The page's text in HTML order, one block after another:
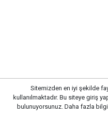
Sitemizden en iyi şekilde
kullanılmaktadır. Bu siteye giriş
bulunuyorsunuz. Daha fazla